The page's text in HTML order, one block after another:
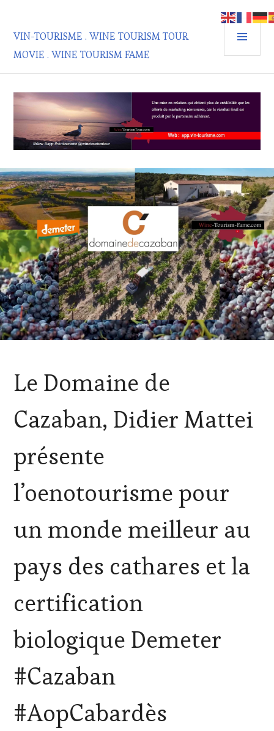
contenu
principal
VIN-TOURISME . WINE TOURISM TOUR
MOVIE . WINE TOURISM FAME
CLUB
:
TASTING
VOUCHER,
DE-
PROVENCE,
VITICOLE,
ADHÉRENT,
TOURISME,
EDITION
CLÉS
DU
ET
DE
HAUTE
GASTRONOMIE
INVITATIONS
&
WINE
TASTING,
Le Domaine de
Cazaban, Didier Mattei
présente
l’oenotourisme pour
un monde meilleur au
pays des cathares et la
certification
biologique Demeter
#Cazaban
#AopCabardès